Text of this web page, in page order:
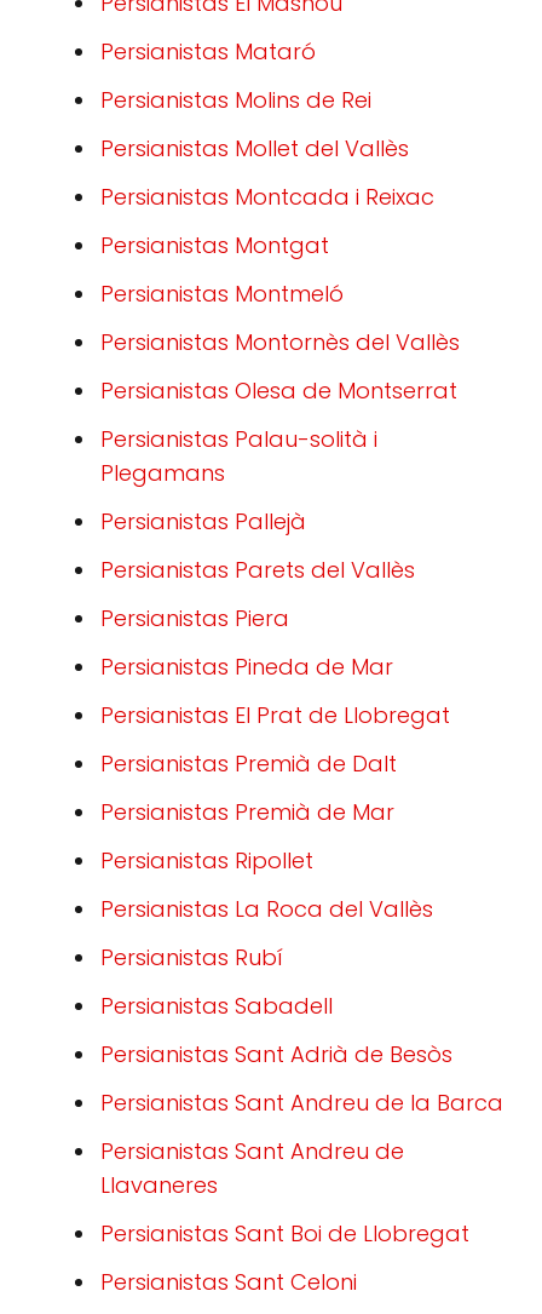
Persianistas Mataró
Persianistas Molins de Rei
Persianistas Mollet del Vallès
Persianistas Montcada i Reixac
Persianistas Montgat
Persianistas Montmeló
Persianistas Montornès del Vallès
Persianistas Olesa de Montserrat
Persianistas Palau-solità i
Plegamans
Persianistas Pallejà
Persianistas Parets del Vallès
Persianistas Piera
Persianistas Pineda de Mar
Persianistas El Prat de Llobregat
Persianistas Premià de Dalt
Persianistas Premià de Mar
Persianistas Ripollet
Persianistas La Roca del Vallès
Persianistas Rubí
Persianistas Sabadell
Persianistas Sant Adrià de Besòs
Persianistas Sant Andreu de la Barca
Persianistas Sant Andreu de
Llavaneres
Persianistas Sant Boi de Llobregat
Persianistas Sant Celoni